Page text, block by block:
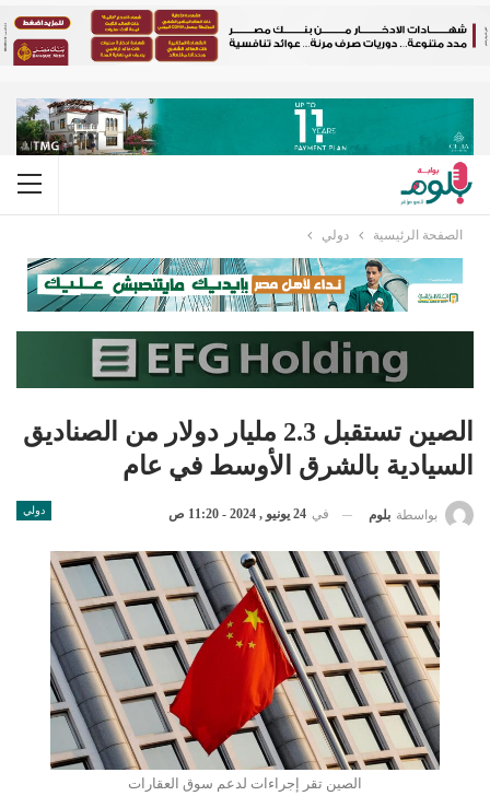
الصفحة الرئيسية دولي
الصين تستقبل 2.3 مليار دولار من الصناديق
السيادية بالشرق الأوسط في عام
دولي بواسطة بلوم في 24 يونيو , 2024 - 11:20 ص
الصين تقر إجراءات لدعم سوق العقارات